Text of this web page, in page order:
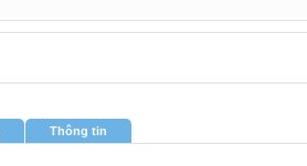
Thông tin